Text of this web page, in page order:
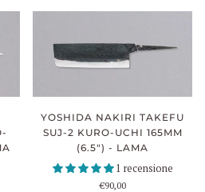
YOSHIDA NAKIRI TAKEFU
SUJ-2 KURO-UCHI 165MM
(6.5") - LAMA
1 recensione
€90,00